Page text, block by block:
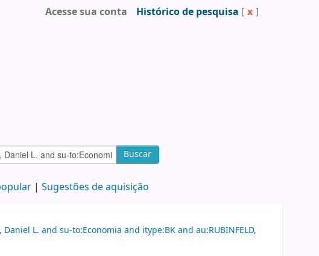
Acesse sua conta Histórico de pesquisa [ x ]
Buscar
Sugestões de aquisição
L. and su-to:Economia and itype:BK and au:RUBINFELD,